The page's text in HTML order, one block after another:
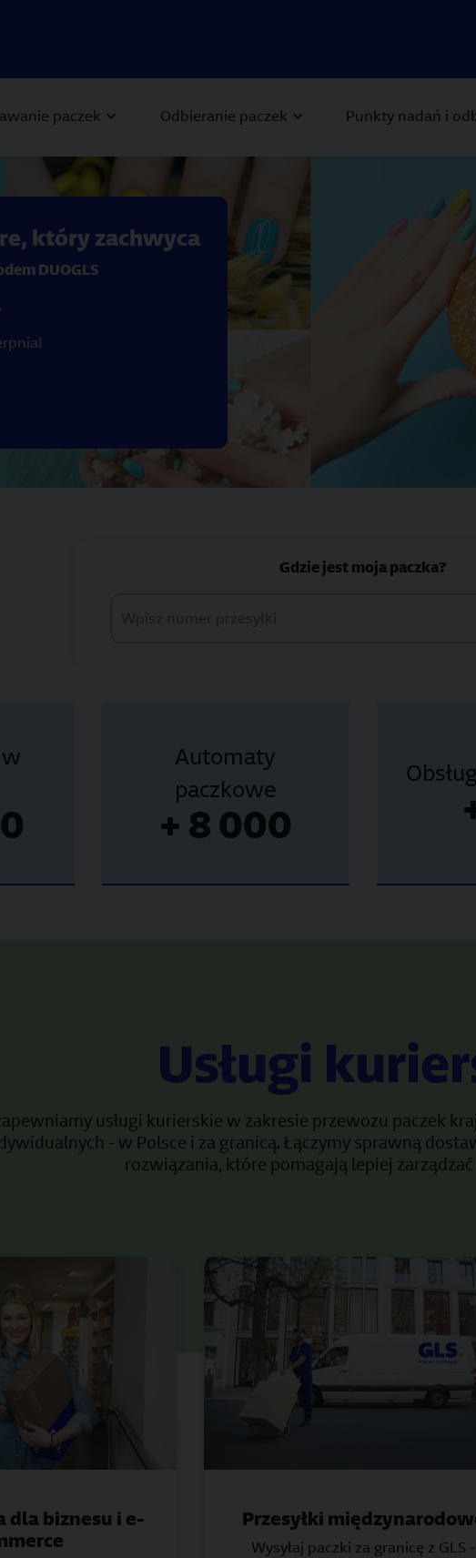
paczek Odbieranie paczek Punkty nadań i
the Previous and Next buttons to navigate.
który zachwyca
DUOGLS
Gdzie jest moja paczka?
Automaty
paczkowe
+ 8 000
Usługi
usługi kurierskie w zakresie przewozu paczek
- w Polsce i za granicą. Łączymy sprawną
rozwiązania, które pomagają lepiej zarządzać
dla biznesu i e-
Przesyłki
Wysyłaj paczki za granicę z GLS -